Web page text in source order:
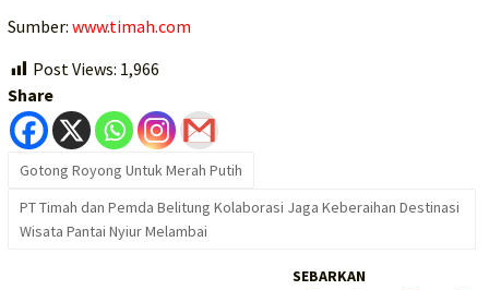
Sumber: www.timah.com
Post Views: 1,966
Share
Gotong Royong Untuk Merah Putih
PT Timah dan Pemda Belitung Kolaborasi Jaga Keberaihan Destinasi
Wisata Pantai Nyiur Melambai
SEBARKAN